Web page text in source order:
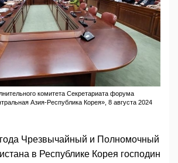
комитета Секретариата форума
Азия-Республика Корея», 8 августа 2024
года Чрезвычайный и Полномочный
в Республике Корея господин